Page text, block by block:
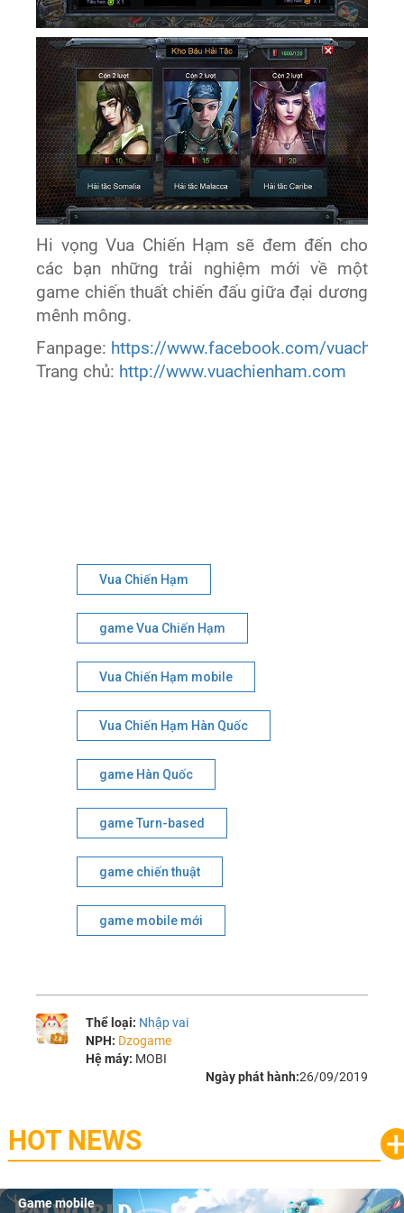
Hi vọng Vua Chiến Hạm sẽ đem đến cho
các bạn những trải nghiệm mới về một
game chiến thuất chiến đấu giữa đại dương
mênh mông.
Fanpage: https://www.facebook.com/
Trang chủ: http://www.vuachienham.com
Vua Chiến Hạm
game Vua Chiến Hạm
Vua Chiến Hạm mobile
Vua Chiến Hạm Hàn Quốc
game Hàn Quốc
game Turn-based
game chiến thuật
game mobile mới
Thể loại: Nhập vai
NPH: Dzogame
Hệ máy: MOBI
Ngày phát hành:26/09/2019
HOT NEWS
Game mobile